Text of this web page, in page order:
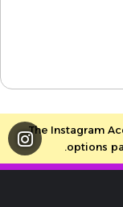
The Instagram
options